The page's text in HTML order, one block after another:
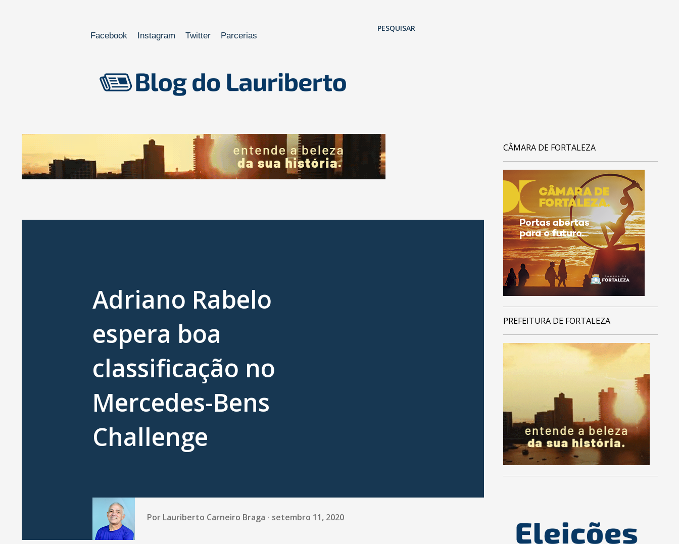
Facebook Instagram Twitter Parcerias
PESQUISAR
Adriano Rabelo
espera boa
classificação no
Mercedes-Bens
Challenge
Por Lauriberto Carneiro Braga setembro 11, 2020
CÂMARA DE FORTALEZA
PREFEITURA DE FORTALEZA